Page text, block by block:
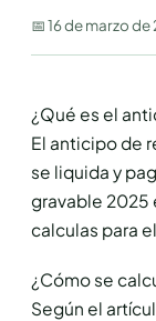
📅16 de marzo
¿Qué es el
El anticipo de
se liquida y
gravable 2025
calculas para
¿Cómo se
Según el